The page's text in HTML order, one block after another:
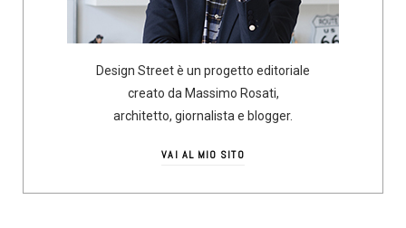
Design Street è un progetto editoriale
creato da Massimo Rosati,
architetto, giornalista e blogger.
VAI AL MIO SITO